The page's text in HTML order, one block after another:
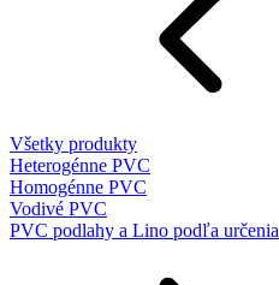
Všetky produkty
Heterogénne PVC
Homogénne PVC
Vodivé PVC
PVC podlahy a Lino podľa určenia